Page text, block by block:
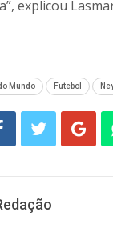
explicou
Mundo Futebol